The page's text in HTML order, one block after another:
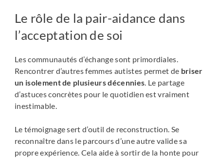
Le rôle de la pair-aidance dans
l’acceptation de soi
Les communautés d’échange sont primordiales.
Rencontrer d’autres femmes autistes permet de briser
un isolement de plusieurs décennies. Le partage
d’astuces concrètes pour le quotidien est vraiment
inestimable.
Le témoignage sert d’outil de reconstruction. Se
reconnaître dans le parcours d’une autre valide sa
propre expérience. Cela aide à sortir de la honte pour